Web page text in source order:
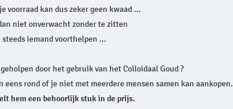
voorraad kan dus zeker geen kwaad ...
niet onverwacht zonder te zitten
steeds iemand voorthelpen ...
door het gebruik van het Colloidaal Goud ?
eens rond of je niet met meerdere mensen samen kan aankopen.
hem een behoorlijk stuk in de prijs.